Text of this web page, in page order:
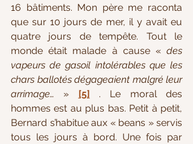
16 bâtiments. Mon père me raconta
que sur 10 jours de mer, il y avait eu
quatre jours de tempête. Tout le
monde était malade à cause « des
vapeurs de gasoil intolérables que les
chars ballotés dégageaient malgré leur
arrimage… » [5] . Le moral des
hommes est au plus bas. Petit à petit,
Bernard s’habitue aux « beans » servis
tous les jours à bord. Une fois par